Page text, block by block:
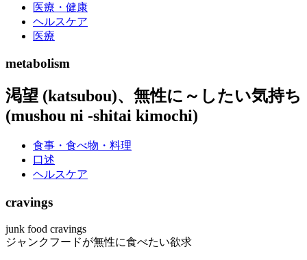
医療・健康
ヘルスケア
医療
metabolism
渇望 (katsubou)、無性に～したい気持ち
(mushou ni -shitai kimochi)
食事・食べ物・料理
口述
ヘルスケア
cravings
junk food cravings
ジャンクフードが無性に食べたい欲求